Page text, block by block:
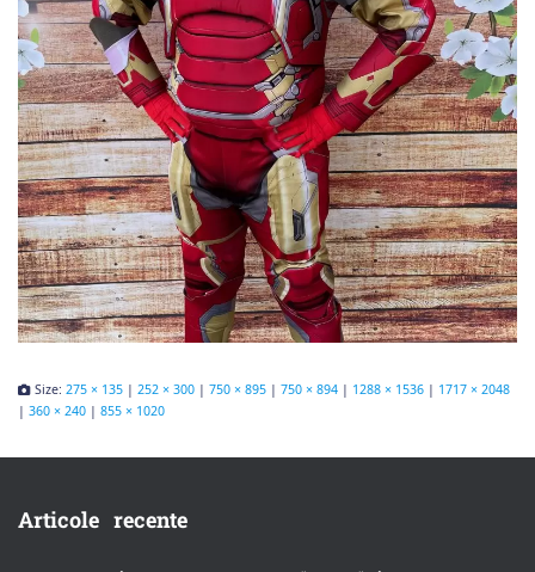
Size: 275 × 135 | 252 × 300 | 750 × 895 | 750 × 894 | 1288 × 1536 | 1717 × 2048
| 360 × 240 | 855 × 1020
Articole recente